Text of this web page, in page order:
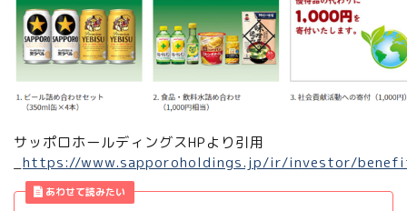
サッポロホールディングスHPより引用
https://www.sapporoholdings.jp/ir/investor/